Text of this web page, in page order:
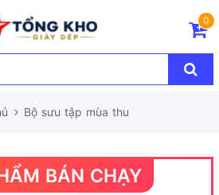
0
Bộ sưu tập mùa thu
BÁN CHẠY